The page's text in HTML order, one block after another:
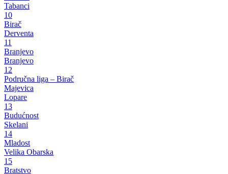
Tabanci
10
Birač
Derventa
11
Branjevo
Branjevo
12
Područna liga – Birač
Majevica
Lopare
13
Budućnost
Skelani
14
Mladost
Velika Obarska
15
Bratstvo